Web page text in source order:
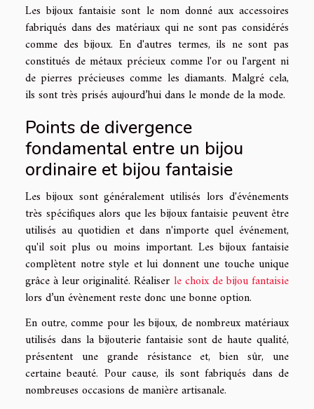
Les bijoux fantaisie sont le nom donné aux accessoires
fabriqués dans des matériaux qui ne sont pas considérés
comme des bijoux. En d'autres termes, ils ne sont pas
constitués de métaux précieux comme l'or ou l'argent ni
de pierres précieuses comme les diamants. Malgré cela,
ils sont très prisés aujourd’hui dans le monde de la mode.
Points de divergence
fondamental entre un bijou
ordinaire et bijou fantaisie
Les bijoux sont généralement utilisés lors d'événements
très spécifiques alors que les bijoux fantaisie peuvent être
utilisés au quotidien et dans n'importe quel événement,
qu'il soit plus ou moins important. Les bijoux fantaisie
complètent notre style et lui donnent une touche unique
grâce à leur originalité. Réaliser le choix de bijou fantaisie
lors d’un évènement reste donc une bonne option.
En outre, comme pour les bijoux, de nombreux matériaux
utilisés dans la bijouterie fantaisie sont de haute qualité,
présentent une grande résistance et, bien sûr, une
certaine beauté. Pour cause, ils sont fabriqués dans de
nombreuses occasions de manière artisanale.